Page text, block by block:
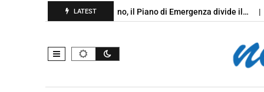
LATEST
Monteforte Irpino, il Piano di Emergenza divide il…